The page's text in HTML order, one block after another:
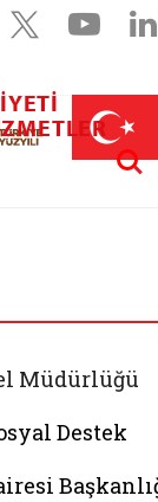
X
açılır)sayfası (yeni
Müdürlüğü
Destek